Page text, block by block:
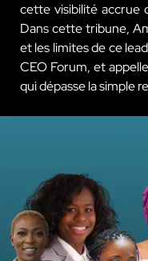
cette visibilité accrue
Dans cette tribune,
et les limites de ce
CEO Forum, et
qui dépasse la simple